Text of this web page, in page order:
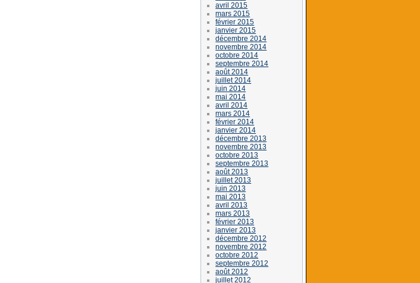
avril 2015
mars 2015
février 2015
janvier 2015
décembre 2014
novembre 2014
octobre 2014
septembre 2014
août 2014
juillet 2014
juin 2014
mai 2014
avril 2014
mars 2014
février 2014
janvier 2014
décembre 2013
novembre 2013
octobre 2013
septembre 2013
août 2013
juillet 2013
juin 2013
mai 2013
avril 2013
mars 2013
février 2013
janvier 2013
décembre 2012
novembre 2012
octobre 2012
septembre 2012
août 2012
juillet 2012